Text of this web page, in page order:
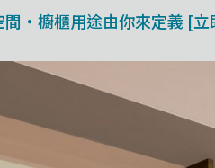
・櫥櫃用途由你來定義 [